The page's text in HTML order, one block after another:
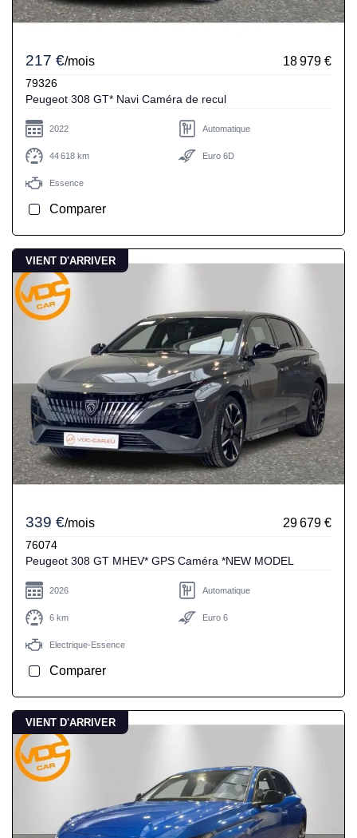
217 €/mois 18 979 €
79326
Peugeot 308 GT* Navi Caméra de recul
2022 Automatique
44 618 km Euro 6D
Essence
Comparer
VIENT D'ARRIVER
339 €/mois 29 679 €
76074
Peugeot 308 GT MHEV* GPS Caméra *NEW MODEL
2026 Automatique
6 km Euro 6
Electrique-Essence
Comparer
VIENT D'ARRIVER